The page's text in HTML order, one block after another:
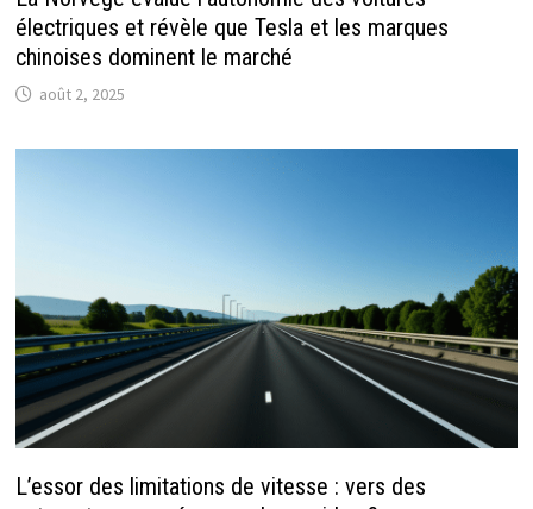
électriques et révèle que Tesla et les marques
chinoises dominent le marché
août 2, 2025
L’essor des limitations de vitesse : vers des